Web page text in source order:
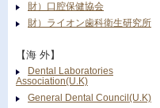
財）口腔保健協会
財）ライオン歯科衛生研究所
【海 外】
Dental Laboratories
Association(U.K)
General Dental Council(U.K)